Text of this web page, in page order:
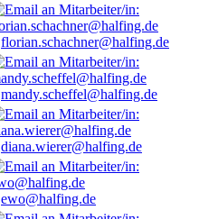
florian.schachner@halfing.de
mandy.scheffel@halfing.de
diana.wierer@halfing.de
ewo@halfing.de